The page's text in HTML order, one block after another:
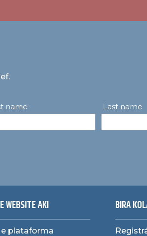
name
Last name
WEBSITE AKI
plataforma
BIRA